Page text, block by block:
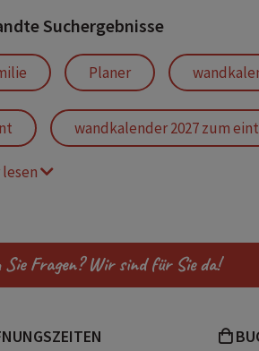
Suchergebnisse
Planer
wandkalender 2027 zum
kalender 2027 5
lesen
Sie Fragen? Wir sind für Sie da!